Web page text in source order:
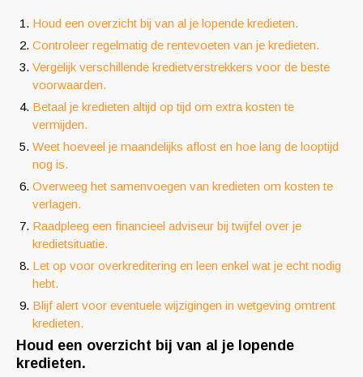
Houd een overzicht bij van al je lopende kredieten.
Controleer regelmatig de rentevoeten van je kredieten.
Vergelijk verschillende kredietverstrekkers voor de beste
voorwaarden.
Betaal je kredieten altijd op tijd om extra kosten te
vermijden.
Weet hoeveel je maandelijks aflost en hoe lang de looptijd
nog is.
Overweeg het samenvoegen van kredieten om kosten te
verlagen.
Raadpleeg een financieel adviseur bij twijfel over je
kredietsituatie.
Let op voor overkreditering en leen enkel wat je echt nodig
hebt.
Blijf alert voor eventuele wijzigingen in wetgeving omtrent
kredieten.
Houd een overzicht bij van al je lopende
kredieten.